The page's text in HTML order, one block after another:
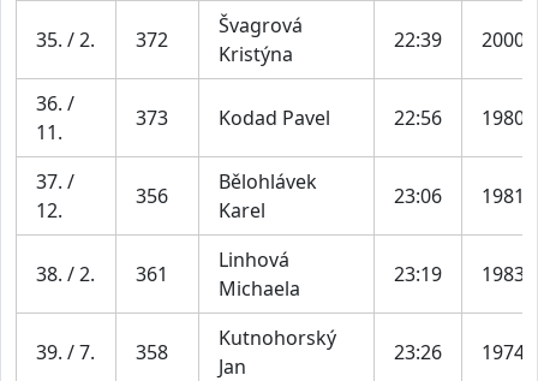
35. / 2. 372
Švagrová
Kristýna
22:39 2000
36. /
11.
373 Kodad Pavel 22:56 1980
37. /
12.
356
Bělohlávek
Karel
23:06 1981
38. / 2. 361
Linhová
Michaela
23:19 1983
39. / 7. 358
Kutnohorský
Jan
23:26 1974